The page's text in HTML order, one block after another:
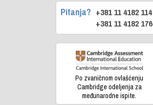
Pitanja? +381 11 4182 114
+381 11 4182 176
Po zvaničnom ovlašćenju
Cambridge odeljenja za
međunarodne ispite.